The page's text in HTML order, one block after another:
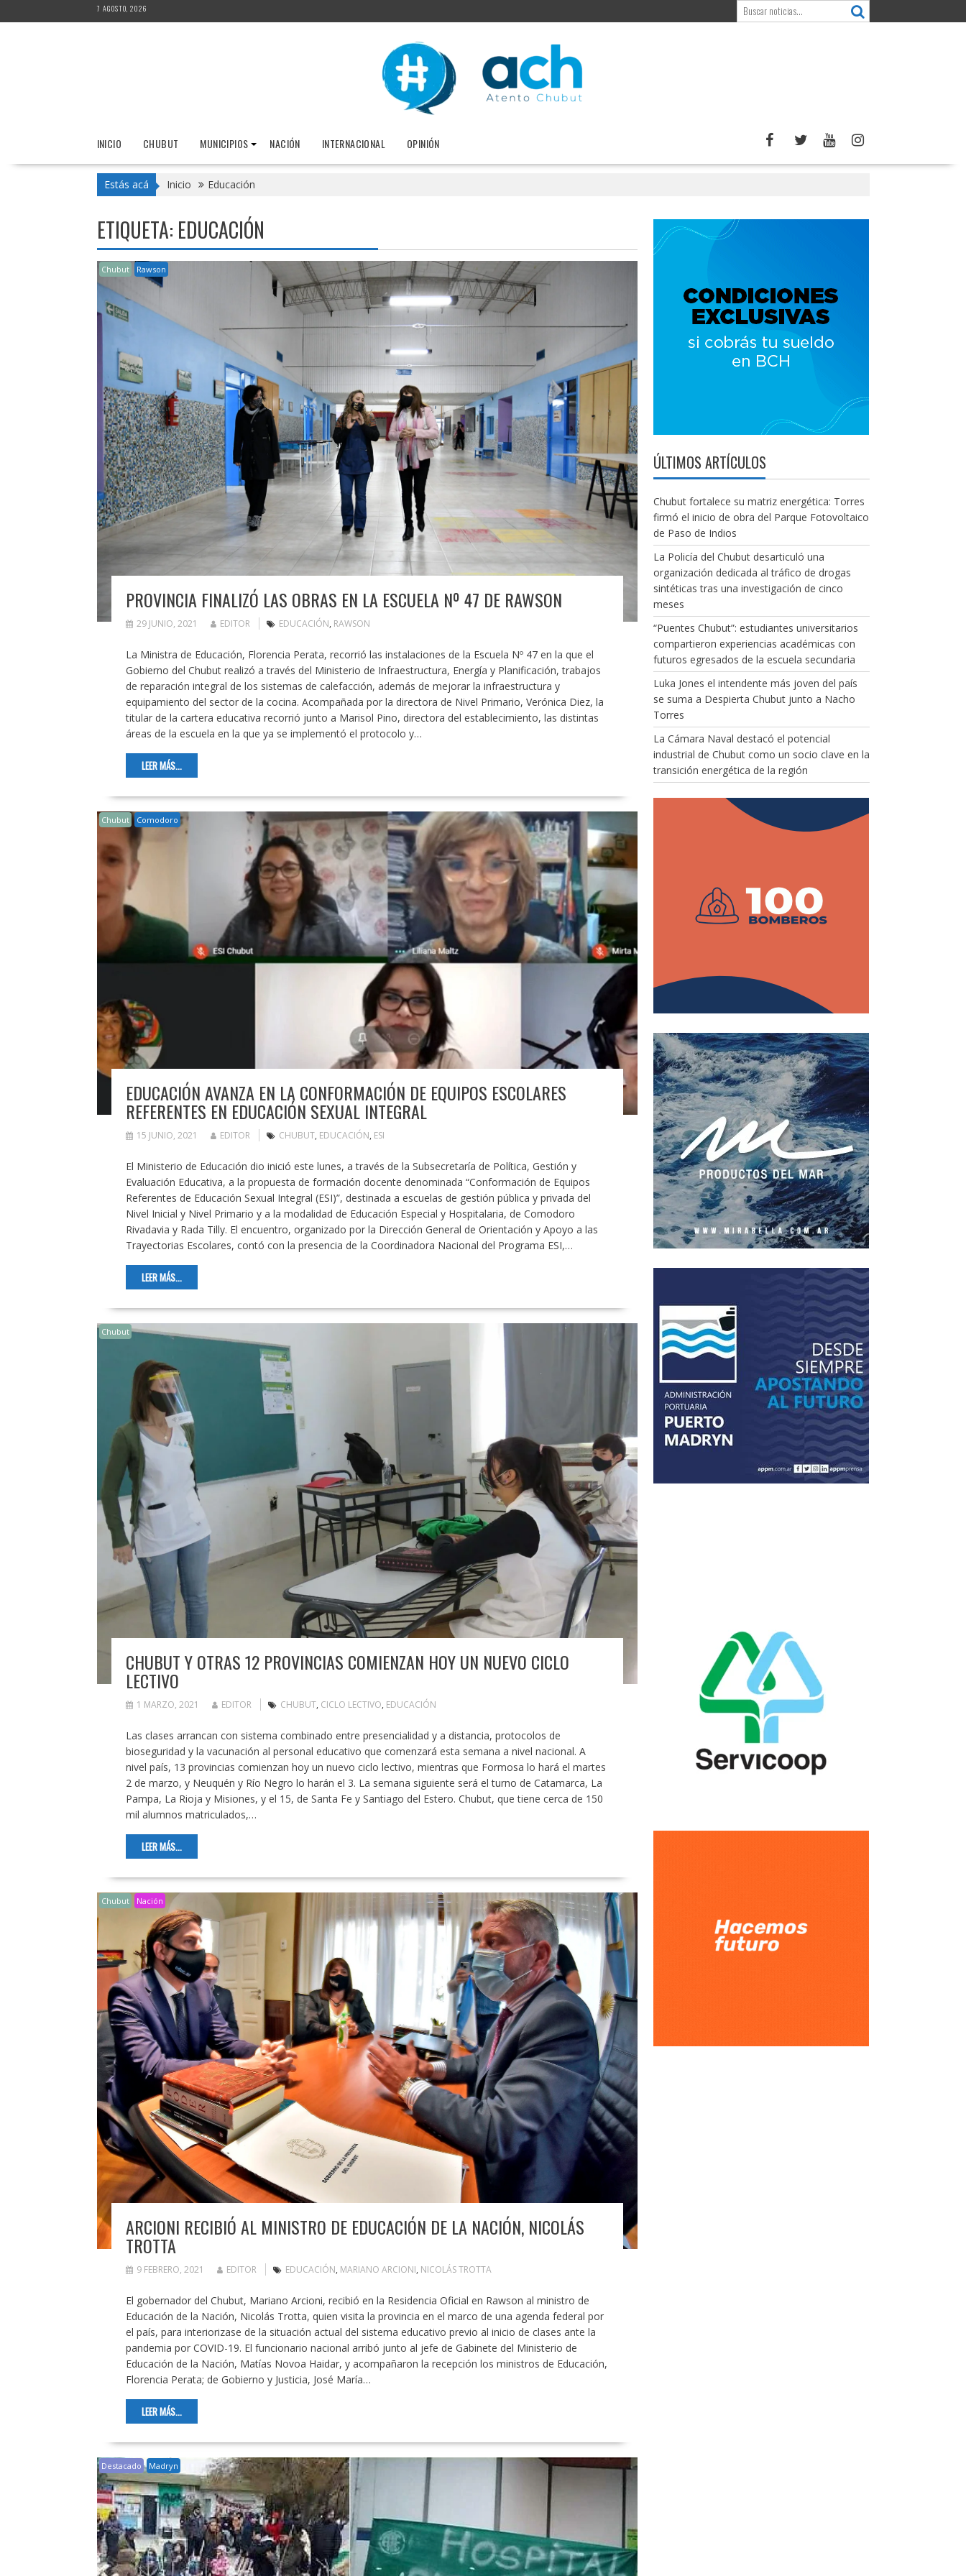
al
7 AGOSTO, 2026
INICIO CHUBUT MUNICIPIOS NACIÓN INTERNACIONAL OPINIÓN
Estás acá Inicio Educación
ETIQUETA: EDUCACIÓN
Chubut Rawson
PROVINCIA FINALIZÓ LAS OBRAS EN LA ESCUELA Nº 47 DE RAWSON
29 JUNIO, 2021 EDITOR EDUCACIÓN, RAWSON
La Ministra de Educación, Florencia Perata, recorrió las instalaciones de la Escuela Nº 47 en la que el
Gobierno del Chubut realizó a través del Ministerio de Infraestructura, Energía y Planificación, trabajos
de reparación integral de los sistemas de calefacción, además de mejorar la infraestructura y
equipamiento del sector de la cocina. Acompañada por la directora de Nivel Primario, Verónica Diez, la
titular de la cartera educativa recorrió junto a Marisol Pino, directora del establecimiento, las distintas
áreas de la escuela en la que ya se implementó el protocolo y…
LEER MÁS...
Chubut Comodoro
EDUCACIÓN AVANZA EN LA CONFORMACIÓN DE EQUIPOS ESCOLARES
REFERENTES EN EDUCACIÓN SEXUAL INTEGRAL
15 JUNIO, 2021 EDITOR CHUBUT, EDUCACIÓN, ESI
El Ministerio de Educación dio inició este lunes, a través de la Subsecretaría de Política, Gestión y
Evaluación Educativa, a la propuesta de formación docente denominada “Conformación de Equipos
Referentes de Educación Sexual Integral (ESI)”, destinada a escuelas de gestión pública y privada del
Nivel Inicial y Nivel Primario y a la modalidad de Educación Especial y Hospitalaria, de Comodoro
Rivadavia y Rada Tilly. El encuentro, organizado por la Dirección General de Orientación y Apoyo a las
Trayectorias Escolares, contó con la presencia de la Coordinadora Nacional del Programa ESI,…
LEER MÁS...
Chubut
CHUBUT Y OTRAS 12 PROVINCIAS COMIENZAN HOY UN NUEVO CICLO
LECTIVO
1 MARZO, 2021 EDITOR CHUBUT, CICLO LECTIVO, EDUCACIÓN
Las clases arrancan con sistema combinado entre presencialidad y a distancia, protocolos de
bioseguridad y la vacunación al personal educativo que comenzará esta semana a nivel nacional. A
nivel país, 13 provincias comienzan hoy un nuevo ciclo lectivo, mientras que Formosa lo hará el martes
2 de marzo, y Neuquén y Río Negro lo harán el 3. La semana siguiente será el turno de Catamarca, La
Pampa, La Rioja y Misiones, y el 15, de Santa Fe y Santiago del Estero. Chubut, que tiene cerca de 150
mil alumnos matriculados,…
LEER MÁS...
Chubut Nación
ARCIONI RECIBIÓ AL MINISTRO DE EDUCACIÓN DE LA NACIÓN, NICOLÁS
TROTTA
9 FEBRERO, 2021 EDITOR EDUCACIÓN, MARIANO ARCIONI, NICOLÁS TROTTA
El gobernador del Chubut, Mariano Arcioni, recibió en la Residencia Oficial en Rawson al ministro de
Educación de la Nación, Nicolás Trotta, quien visita la provincia en el marco de una agenda federal por
el país, para interiorizase de la situación actual del sistema educativo previo al inicio de clases ante la
pandemia por COVID-19. El funcionario nacional arribó junto al jefe de Gabinete del Ministerio de
Educación de la Nación, Matías Novoa Haidar, y acompañaron la recepción los ministros de Educación,
Florencia Perata; de Gobierno y Justicia, José María…
LEER MÁS...
Destacado Madryn
ÚLTIMOS ARTÍCULOS
Chubut fortalece su matriz energética: Torres
firmó el inicio de obra del Parque Fotovoltaico
de Paso de Indios
La Policía del Chubut desarticuló una
organización dedicada al tráfico de drogas
sintéticas tras una investigación de cinco
meses
“Puentes Chubut”: estudiantes universitarios
compartieron experiencias académicas con
futuros egresados de la escuela secundaria
Luka Jones el intendente más joven del país
se suma a Despierta Chubut junto a Nacho
Torres
La Cámara Naval destacó el potencial
industrial de Chubut como un socio clave en la
transición energética de la región